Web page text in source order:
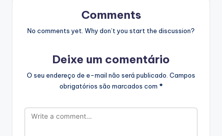
Comments
No comments yet. Why don’t you start the discussion?
Deixe um comentário
O seu endereço de e-mail não será publicado. Campos
obrigatórios são marcados com *